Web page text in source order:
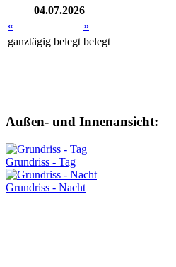
04.07.2026
«
»
ganztägig belegt belegt
Außen- und Innenansicht:
Grundriss - Tag
Grundriss - Nacht